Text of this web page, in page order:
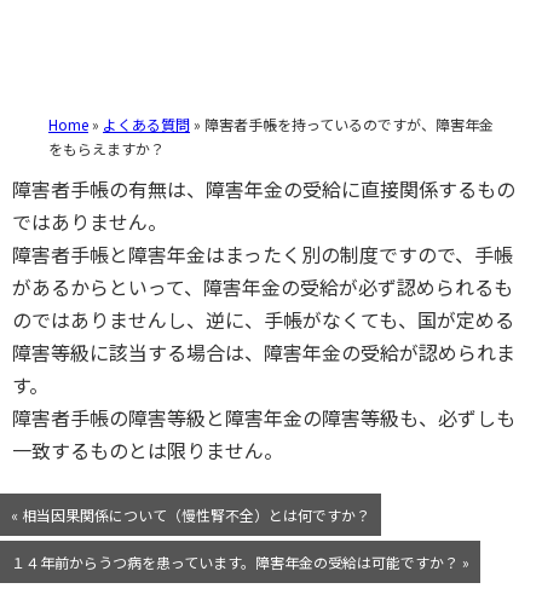
Home » よくある質問 » 障害者手帳を持っているのですが、障害年金
をもらえますか？
障害者手帳の有無は、障害年金の受給に直接関係するもの
ではありません。
障害者手帳と障害年金はまったく別の制度ですので、手帳
があるからといって、障害年金の受給が必ず認められるも
のではありませんし、逆に、手帳がなくても、国が定める
障害等級に該当する場合は、障害年金の受給が認められま
す。
障害者手帳の障害等級と障害年金の障害等級も、必ずしも
一致するものとは限りません。
« 相当因果関係について（慢性腎不全）とは何ですか？
１４年前からうつ病を患っています。障害年金の受給は可能ですか？ »